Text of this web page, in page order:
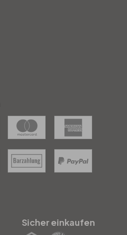
Sicher einkaufen